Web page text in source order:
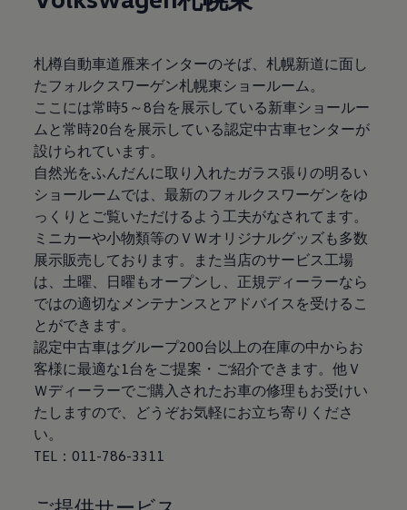
Lifestyle & goods
お客様情報
リサイクルへの取組み
警告灯とインジケーターランプ
特定整備情報
ユーザーガイド
運転上の注意
自動車リサイクル法
ロイヤリティプログラム
安心プログラム
メンテナンスプログラム
延長保証ウォルフィサポート
カスタマーセンター
タイヤパンク補償
認定中古車
“Certified Pre-Owned”の品質とは
延長保証サービスガイド
9つの約束
スマート買取
キャンペーン/ファイナンスプログラム
フォルクスワーゲンについて
企業情報
会社概要
会社概要EN
正規ディーラー地域別採用情報
2025
札樽自動車道雁来インターのそば、札幌新道に面し
たフォルクスワーゲン札幌東ショールーム。
ここには常時5～8台を展示している新車ショールー
ムと常時20台を展示している認定中古車センターが
設けられています。
自然光をふんだんに取り入れたガラス張りの明るい
ショールームでは、最新のフォルクスワーゲンをゆ
っくりとご覧いただけるよう工夫がなされてます。
ミニカーや小物類等のＶＷオリジナルグッズも多数
展示販売しております。また当店のサービス工場
は、土曜、日曜もオープンし、正規ディーラーなら
ではの適切なメンテナンスとアドバイスを受けるこ
とができます。
認定中古車はグループ200台以上の在庫の中からお
客様に最適な1台をご提案・ご紹介できます。他Ｖ
Ｗディーラーでご購入されたお車の修理もお受けい
たしますので、どうぞお気軽にお立ち寄りくださ
い。
TEL：011-786-3311